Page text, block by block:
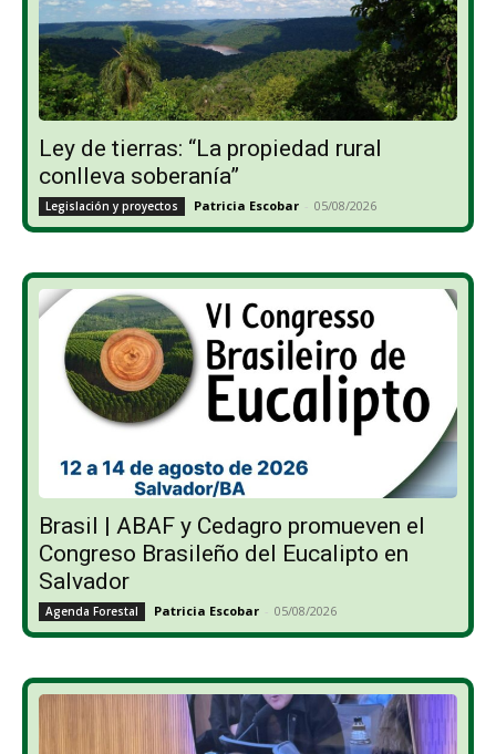
Ley de tierras: “La propiedad rural
conlleva soberanía”
Legislación y proyectos Patricia Escobar - 05/08/2026
Brasil | ABAF y Cedagro promueven el
Congreso Brasileño del Eucalipto en
Salvador
Agenda Forestal Patricia Escobar - 05/08/2026